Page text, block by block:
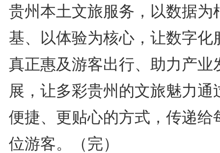
贵州本土文旅服务，以数据为
基、以体验为核心，让数字化
真正惠及游客出行、助力产业
展，让多彩贵州的文旅魅力通
便捷、更贴心的方式，传递给
位游客。（完）